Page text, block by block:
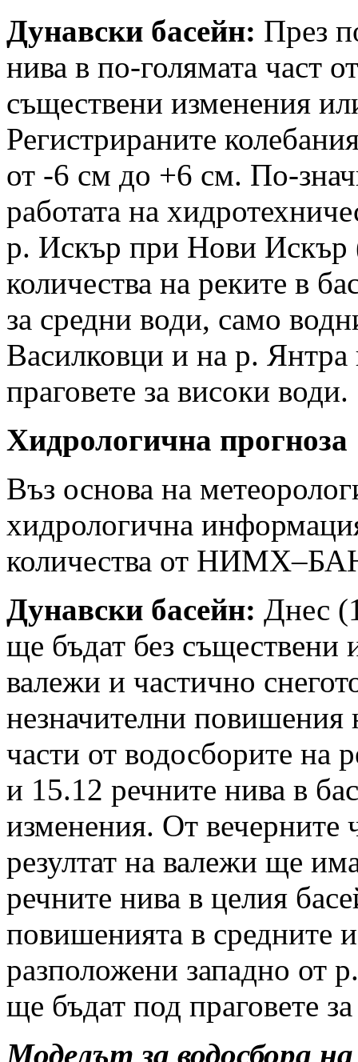
Дунавски басейн: През
нива в по-голямата част
съществени изменения
Регистрираните
от -6 см до +6 см. По-
работата на
р. Искър при Нови Искър
количества на реките в
за средни води, само
Василковци и на р. Янтра
праговете за високи води.
Хидрологична прогноза
Въз основа на
хидрологична
количества от
Дунавски басейн: Днес
ще бъдат без съществени
валежи и частично
незначителни повишения
части от водосборите на
и 15.12 речните нива в
изменения. От вечерните
резултат на валежи ще
речните нива в целия
повишенията в средните
разположени западно от
ще бъдат под праговете
Моделът за водосбора